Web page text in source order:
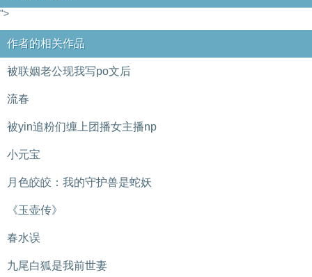
">
作者的相关作品
被联姻老公现我写po文后
流春
被yin追粉们缠上团播女主播np
小元宝
月色皎皎：我的守护兽是蛇妖
《玉壶传》
春水误
九尾白狐是我前世妻